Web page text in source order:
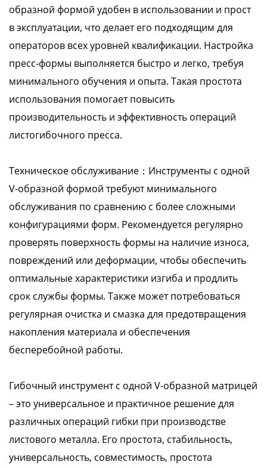
образной формой удобен в использовании и прост
в эксплуатации, что делает его подходящим для
операторов всех уровней квалификации. Настройка
пресс-формы выполняется быстро и легко, требуя
минимального обучения и опыта. Такая простота
использования помогает повысить
производительность и эффективность операций
листогибочного пресса.
Техническое обслуживание：Инструменты с одной
V-образной формой требуют минимального
обслуживания по сравнению с более сложными
конфигурациями форм. Рекомендуется регулярно
проверять поверхность формы на наличие износа,
повреждений или деформации, чтобы обеспечить
оптимальные характеристики изгиба и продлить
срок службы формы. Также может потребоваться
регулярная очистка и смазка для предотвращения
накопления материала и обеспечения
бесперебойной работы.
Гибочный инструмент с одной V-образной матрицей
– это универсальное и практичное решение для
различных операций гибки при производстве
листового металла. Его простота, стабильность,
универсальность, совместимость, простота